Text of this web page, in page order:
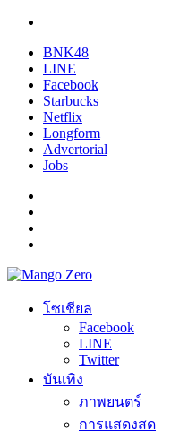
BNK48
LINE
Facebook
Starbucks
Netflix
Longform
Advertorial
Jobs
โซเชียล
Facebook
LINE
Twitter
บันเทิง
ภาพยนตร์
การแสดงสด